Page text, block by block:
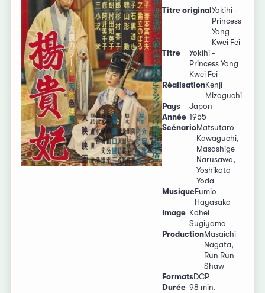
Titre original Yokihi -
Princess
Yang
Kwei Fei
Titre
Yokihi -
Princess Yang
Kwei Fei
RéalisationKenji
Mizoguchi
Pays
Japon
Année 1955
ScénarioMatsutaro
Kawaguchi,
Masashige
Narusawa,
Yoshikata
Yoda
MusiqueFumio
Hayasaka
Image Kohei
Sugiyama
ProductionMasaichi
Nagata,
Run Run
Shaw
FormatsDCP
Durée 98 min.